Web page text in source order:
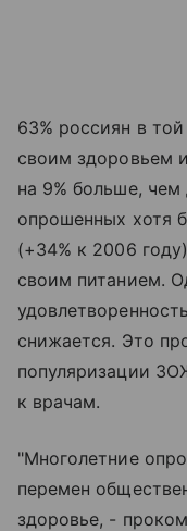
63% россиян в
своим здоровьем
на 9% больше, чем
опрошенных хотя
(+34% к 2006
своим питанием.
снижается. Это
популяризации
к врачам.
"Многолетние
перемен
здоровье, -